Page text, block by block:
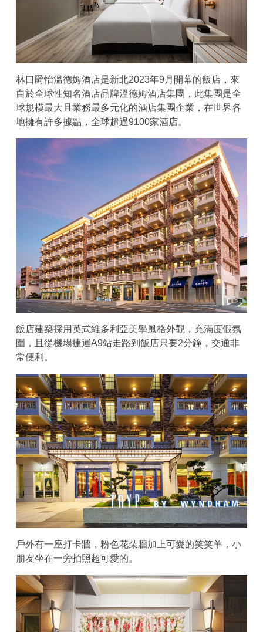
林口爵怡溫德姆酒店是新北2023年9月開幕的飯店，來
自於全球性知名酒店品牌溫德姆酒店集團，此集團是全
球規模最大且業務最多元化的酒店集團企業，在世界各
地擁有許多據點，全球超過9100家酒店。
飯店建築採用英式維多利亞美學風格外觀，充滿度假氛
圍，且從機場捷運A9站走路到飯店只要2分鐘，交通非
常便利。
戶外有一座打卡牆，粉色花朵牆加上可愛的笑笑羊，小
朋友坐在一旁拍照超可愛的。